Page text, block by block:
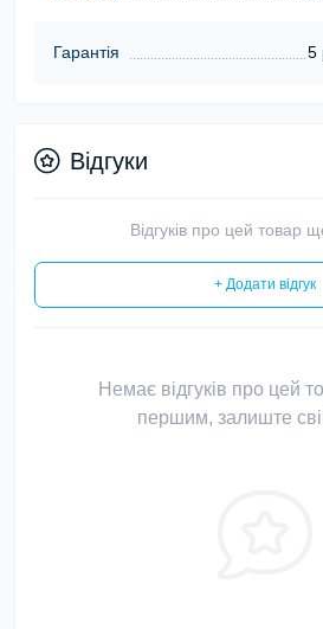
Гарантія 5
Відгуки
Відгуків про цей товар
+ Додати відгук
Немає відгуків про цей
першим, залиште